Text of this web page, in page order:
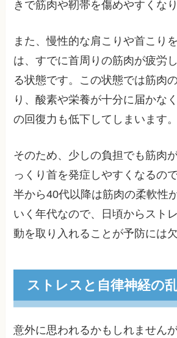
きで筋肉や靭帯を傷めやすくなり
また、慢性的な肩こりや首こり
は、すでに首周りの筋肉が疲労
る状態です。この状態では筋肉
り、酸素や栄養が十分に届かな
の回復力も低下してしまいます。
そのため、少しの負担でも筋肉
っくり首を発症しやすくなるの
半から40代以降は筋肉の柔軟性
いく年代なので、日頃からスト
動を取り入れることが予防には
ストレスと自律神経の
意外に思われるかもしれませんが